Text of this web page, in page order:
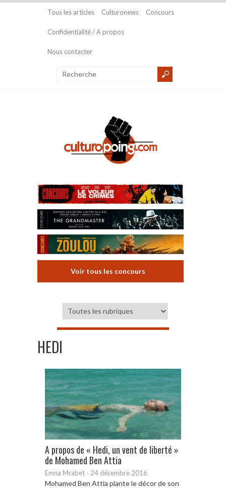
Tous les articles Culturonews Concours
Confidentialité / A propos
Nous contacter
Voir tous les concours
HEDI
A propos de « Hedi, un vent de liberté »
de Mohamed Ben Attia
Emna Mrabet - 24 décembre 2016
Mohamed Ben Attia plante le décor de son